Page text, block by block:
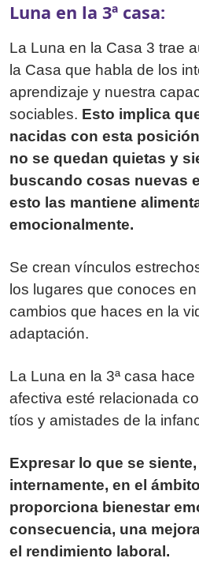
Luna en la 3ª casa:
La Luna en la Casa 3 trae
la Casa que habla de los
aprendizaje y nuestra
sociables. Esto implica
nacidas con esta
no se quedan quietas y
buscando cosas nuevas
esto las mantiene
emocionalmente.
Se crean vínculos
los lugares que conoces
cambios que haces en la
adaptación.
La Luna en la 3ª casa
afectiva esté relacionada
tíos y amistades de la
Expresar lo que se
internamente, en el
proporciona bienestar
consecuencia, una
el rendimiento laboral.